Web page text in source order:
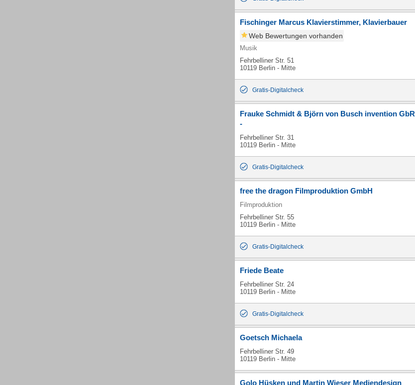
Fischinger Marcus Klavierstimmer, Klavierbauer
Web Bewertungen vorhanden
Musik
Fehrbelliner Str. 51
10119 Berlin - Mitte
Gratis-Digitalcheck
Frauke Schmidt & Björn von Busch invention GbR
-
Fehrbelliner Str. 31
10119 Berlin - Mitte
Gratis-Digitalcheck
free the dragon Filmproduktion GmbH
Filmproduktion
Fehrbelliner Str. 55
10119 Berlin - Mitte
Gratis-Digitalcheck
Friede Beate
Fehrbelliner Str. 24
10119 Berlin - Mitte
Gratis-Digitalcheck
Goetsch Michaela
Fehrbelliner Str. 49
10119 Berlin - Mitte
Golo Hüsken und Martin Wieser Mediendesign